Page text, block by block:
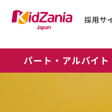
採用サ
パート・アルバイト